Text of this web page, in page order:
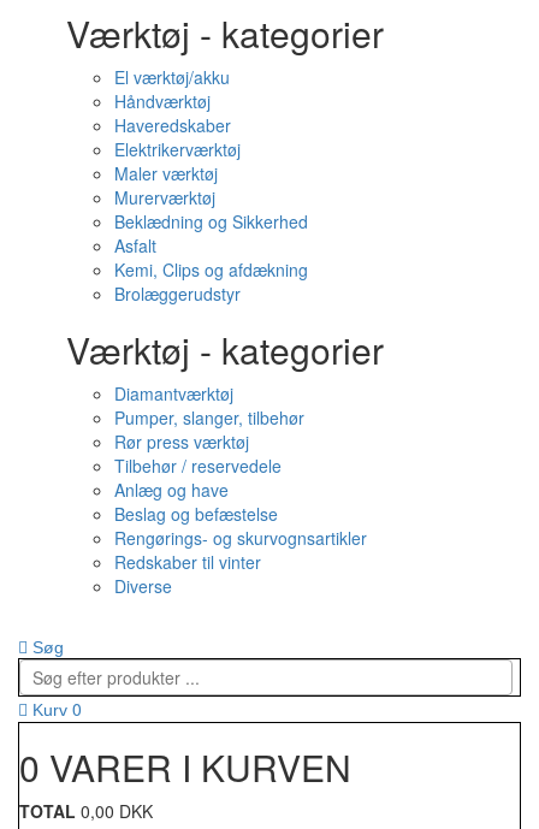
Værktøj - kategorier
El værktøj/akku
Håndværktøj
Haveredskaber
Elektrikerværktøj
Maler værktøj
Murerværktøj
Beklædning og Sikkerhed
Asfalt
Kemi, Clips og afdækning
Brolæggerudstyr
Værktøj - kategorier
Diamantværktøj
Pumper, slanger, tilbehør
Rør press værktøj
Tilbehør / reservedele
Anlæg og have
Beslag og befæstelse
Rengørings- og skurvognsartikler
Redskaber til vinter
Diverse
Søg
Kurv 0
0 VARER I KURVEN
TOTAL 0,00 DKK